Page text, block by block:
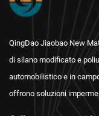
QingDao Jiaobao New
di silano modificato e
automobilistico e in
offrono soluzioni